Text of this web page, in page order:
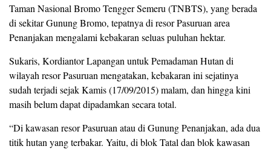
Taman Nasional Bromo Tengger Semeru (TNBTS), yang berada
di sekitar Gunung Bromo, tepatnya di resor Pasuruan area
Penanjakan mengalami kebakaran seluas puluhan hektar.
Sukaris, Kordiantor Lapangan untuk Pemadaman Hutan di
wilayah resor Pasuruan mengatakan, kebakaran ini sejatinya
sudah terjadi sejak Kamis (17/09/2015) malam, dan hingga kini
masih belum dapat dipadamkan secara total.
“Di kawasan resor Pasuruan atau di Gunung Penanjakan, ada dua
titik hutan yang terbakar. Yaitu, di blok Tatal dan blok kawasan